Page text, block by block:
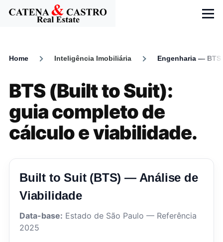
Skip to main content
Menu
Home Inteligência Imobiliária Engenharia — BTS
BTS (Built to Suit):
guia completo de
cálculo e viabilidade.
Built to Suit (BTS) — Análise de
Viabilidade
Data-base: Estado de São Paulo — Referência
2025